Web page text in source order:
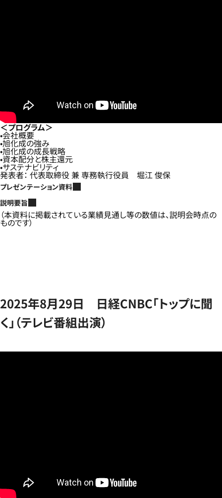
＜プログラム＞
会社概要
旭化成の強み
旭化成の成長戦略
資本配分と株主還元
サステナビリティ
発表者： 代表取締役 兼 専務執行役員 堀江 俊保
プレゼンテーション資料
説明要旨
（本資料に掲載されている業績見通し等の数値は、説明会時点の
ものです）
2025年8月29日 日経CNBC「トップに聞
く」（テレビ番組出演）